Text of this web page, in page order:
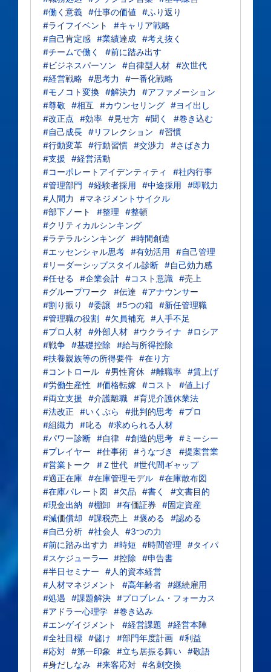
#働く意義 #仕事の価値
#ふり返り
#ライフイベント
#キャリア戦略
#自己肯定感 #業績達成 #考え抜く
#チームで働く
#前に踏み出す
#ビジネスパーソン
#自律型人材 #次世代
#経営戦略 #思考力
#一番化戦略
#モノコト変換 #解決力
#アファメーション
#尊敬
#相互 #カウンセリング #ヨイ出し
#改正点
#効率 #見せ方 #聞く
#巻き込む
#自己成長 #リフレクション
#習慣
#行動変革 #行動習慣 #交渉力
#さばき力
#支援
#経営活動
#コーポレートアイデンティティ
#社内行事
#管理部門
#経験者採用 #中途採用
#即戦力
#人間力
#マネジメントサイクル
#部下ノート
#整理
#整頓
#クリティカルシンキング
#ラテラルシンキング #時間創造
#エッセンシャル思考 #有効活用
#自己管理
#リーダーシップスタイル診断 #自己効力感
#任せる
#企業会計 #コスト意識 #売上
#グループワーク
#伝達
#アナウンサー
#割り振り
#委譲 #5つの箱 #新任管理職
#管理職の役割 #欠員補充 #人手不足
#プロ人材 #外部人材 #ウクライナ
#ロシア
#戦争 #基礎控除
#給与所得控除
#扶養親族等の所得要件 #在り方
#コントロール #男性育休 #離職率 #賃上げ
#労働生産性
#価格転嫁 #コスト
#値上げ
#両立支援
#介護離職 #育児介護休業法
#法改正
#いくぷら #批判的思考 #プロ
#組織力
#叱る
#求められる人材
#パワー診断 #自律 #創造的思考 #ミーシー
#プレイヤー
#仕事術 #うなづき
#提案営業
#営業トーク
#Ｚ世代 #世代間ギャップ
#適正在庫 #在庫管理モデル #在庫散布図
#在庫パレート図
#欠品 #書く
#文書目的
#現金出納
#棚卸 #有価証券
#固定資産
#減価償却
#課税売上 #褒める
#認める
#自己分析 #社会人
#3つの力
#前に踏み出す力
#時短 #時間管理
#タイパ
#スケジューラ― #控除
#申告書
#半日セミナー
#人的資本経営
#人材マネジメント
#高年齢者 #継続雇用
#処遇
#課題解決 #プロブレム・フォーカス
#アドラー心理学 #巻き込み
#エンゲイジメント
#経営課題
#経営本陣
#全社目標 #儲け #部門年度計画 #利益
#応対 #第一印象 #立ち居振る舞い #敬語
#身だしなみ #来客応対 #名刺交換